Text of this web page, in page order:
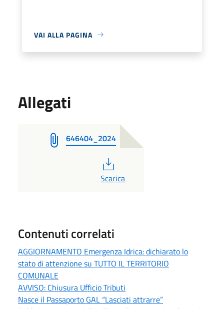
VAI ALLA PAGINA
Allegati
646404_2024
PDF
Scarica
Contenuti correlati
AGGIORNAMENTO Emergenza Idrica: dichiarato lo
stato di attenzione su TUTTO IL TERRITORIO
COMUNALE
AVVISO: Chiusura Ufficio Tributi
Nasce il Passaporto GAL “Lasciati attrarre”